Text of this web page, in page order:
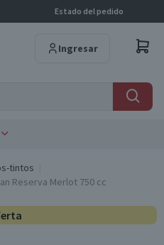
Estado del pedido
Ingresar
tintos
Reserva Merlot 750 cc